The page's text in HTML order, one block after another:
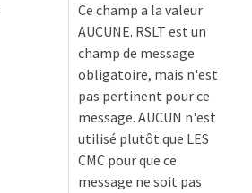
Ce champ a la valeur
AUCUNE. RSLT est un
champ de message
obligatoire, mais n'est
pas pertinent pour ce
message. AUCUN n'est
utilisé plutôt que LES
CMC pour que ce
message ne soit pas